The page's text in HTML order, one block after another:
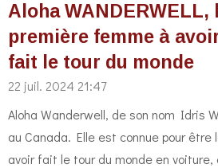
Aloha WANDERWELL,
première femme à
fait le tour du monde
22 juil. 2024 21:47
Aloha Wanderwell, de son nom Idris
au Canada. Elle est connue pour
avoir fait le tour du monde en voiture,